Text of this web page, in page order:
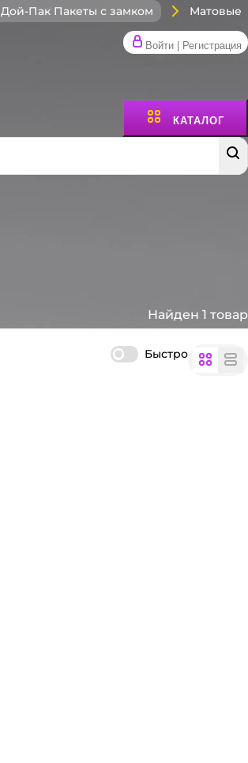
Войти | Регистрация
КАТАЛОГ
Дой-Пак Пакеты с замком Матовые
Найден 1 товар
Быстро